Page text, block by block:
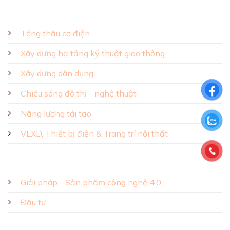
Tổng thầu cơ điện
Xây dựng hạ tầng kỹ thuật giao thông
Xây dựng dân dụng
Chiếu sáng đô thị - nghệ thuật
Năng lượng tái tạo
VLXD, Thiết bị điện & Trang trí nội thất
Giải pháp - Sản phẩm công nghệ 4.0
Đầu tư